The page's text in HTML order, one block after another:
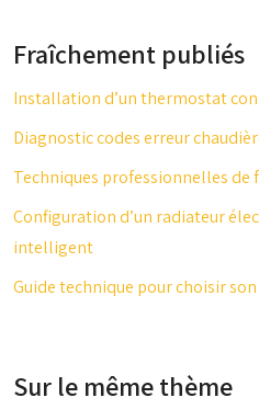
Fraîchement publiés
Installation d’un thermostat
Diagnostic codes erreur
Techniques professionnelles de
Configuration d’un radiateur
intelligent
Guide technique pour choisir
Sur le même thème